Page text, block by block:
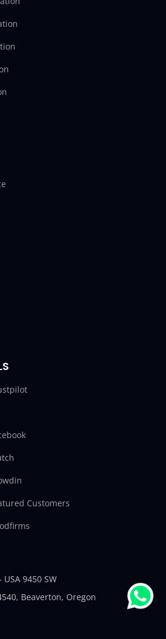
Customers
USA 9450 SW
Beaverton, Oregon